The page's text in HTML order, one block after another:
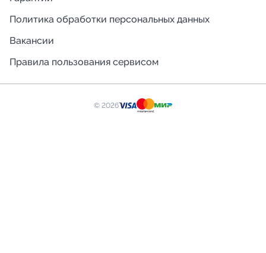
Политика обработки персональных данных
Вакансии
Правила пользования сервисом
© 2026